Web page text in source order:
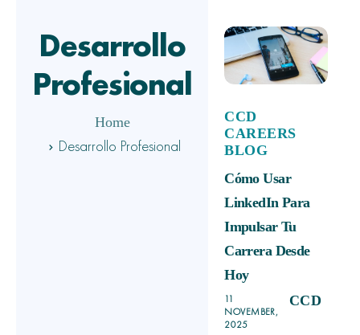
Desarrollo
Profesional
Home
Desarrollo Profesional
CCD
CAREERS
BLOG
Cómo Usar
LinkedIn Para
Impulsar Tu
Carrera Desde
Hoy
11
NOVEMBER,
2025
CCD